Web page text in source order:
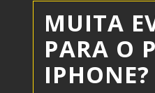
MUITA
PARA O
IPHONE?